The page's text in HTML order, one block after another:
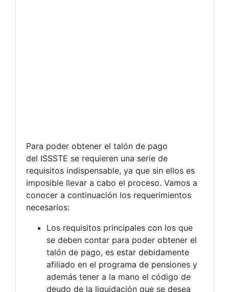
Para poder obtener el talón de pago
del ISSSTE se requieren una serie de
requisitos indispensable, ya que sin ellos es
imposible llevar a cabo el proceso. Vamos a
conocer a continuación los requerimientos
necesarios:
Los requisitos principales con los que
se deben contar para poder obtener el
talón de pago, es estar debidamente
afiliado en el programa de pensiones y
además tener a la mano el código de
deudo de la liquidación que se desea